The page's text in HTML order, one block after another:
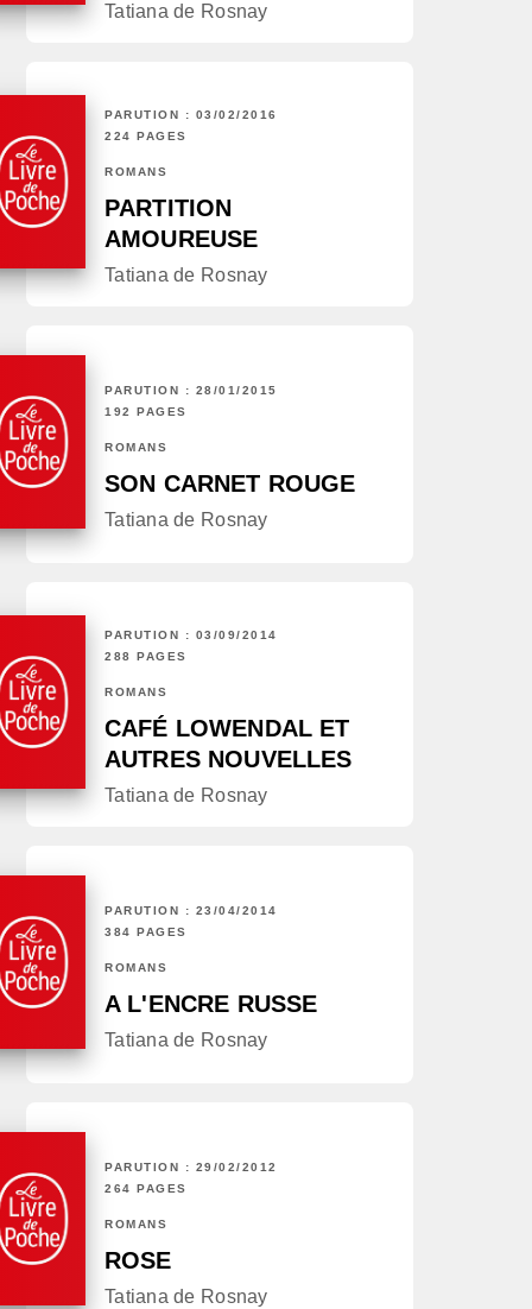
Tatiana de Rosnay
PARUTION : 03/02/2016
224 PAGES
ROMANS
PARTITION
AMOUREUSE
Tatiana de Rosnay
PARUTION : 28/01/2015
192 PAGES
ROMANS
SON CARNET ROUGE
Tatiana de Rosnay
PARUTION : 03/09/2014
288 PAGES
ROMANS
CAFÉ LOWENDAL ET
AUTRES NOUVELLES
Tatiana de Rosnay
PARUTION : 23/04/2014
384 PAGES
ROMANS
A L'ENCRE RUSSE
Tatiana de Rosnay
PARUTION : 29/02/2012
264 PAGES
ROMANS
ROSE
Tatiana de Rosnay